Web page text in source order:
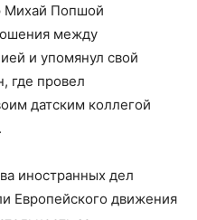
Михай Попшой
между
и упомянул свой
где провел
датским коллегой
иностранных дел
Европейского движения